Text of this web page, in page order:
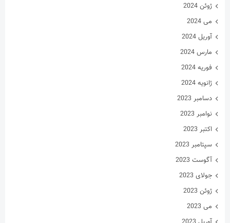
ژوئن 2024
می 2024
آوریل 2024
مارس 2024
فوریه 2024
ژانویه 2024
دسامبر 2023
نوامبر 2023
اکتبر 2023
سپتامبر 2023
آگوست 2023
جولای 2023
ژوئن 2023
می 2023